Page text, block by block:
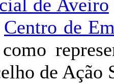
de Aveiro
Centro de
de Ação